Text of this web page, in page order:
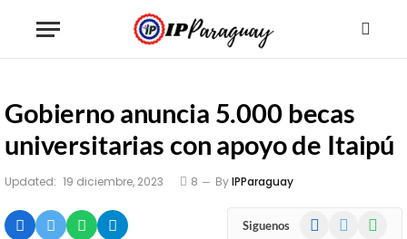
Gobierno anuncia 5.000 becas
universitarias con apoyo de Itaipú
Updated: 19 diciembre, 2023 8 ByIPParaguay
Siguenos Facebook